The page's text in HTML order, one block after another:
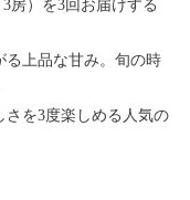
房）を3回お届けする
る上品な甘み。旬の時
を3度楽しめる人気の